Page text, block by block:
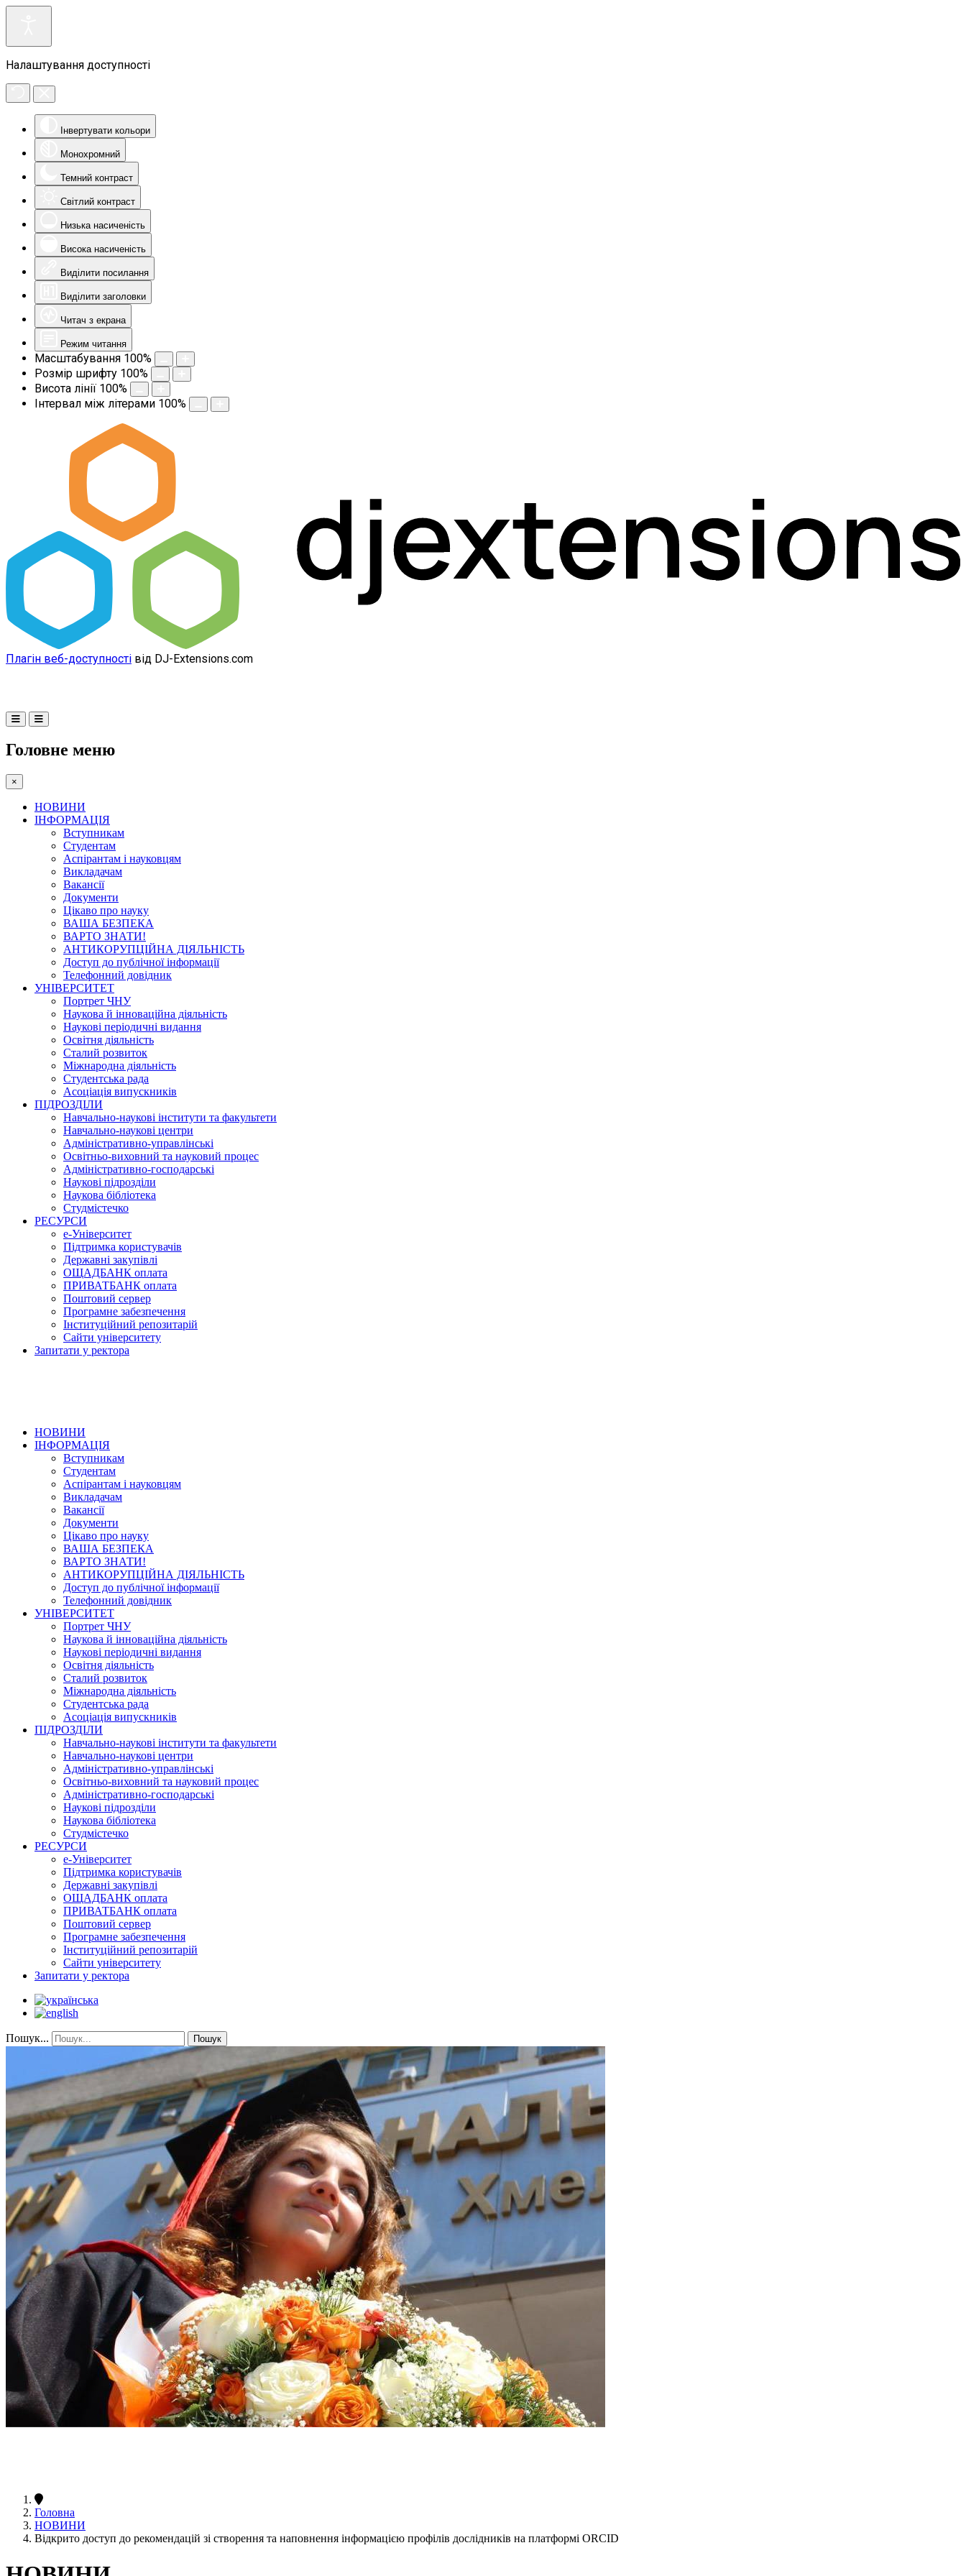
Налаштування доступності
Інвертувати кольори
Монохромний
Темний контраст
Світлий контраст
Низька насиченість
Висока насиченість
Виділити посилання
Виділити заголовки
Читач з екрана
Режим читання
Масштабування 100%
Розмір шрифту 100%
Висота лінії 100%
Інтервал між літерами 100%
Плагін веб-доступності від DJ-Extensions.com
Головне меню
×
НОВИНИ
ІНФОРМАЦІЯ
Вступникам
Студентам
Аспірантам і науковцям
Викладачам
Вакансії
Документи
Цікаво про науку
ВАША БЕЗПЕКА
ВАРТО ЗНАТИ!
АНТИКОРУПЦІЙНА ДІЯЛЬНІСТЬ
Доступ до публічної інформації
Телефонний довідник
УНІВЕРСИТЕТ
Портрет ЧНУ
Наукова й інноваційна діяльність
Наукові періодичні видання
Освітня діяльність
Сталий розвиток
Міжнародна діяльність
Студентська рада
Асоціація випускників
ПІДРОЗДІЛИ
Навчально-наукові інститути та факультети
Навчально-наукові центри
Адміністративно-управлінські
Освітньо-виховний та науковий процес
Адміністративно-господарські
Наукові підрозділи
Наукова бібліотека
Студмістечко
РЕСУРСИ
е-Університет
Підтримка користувачів
Державні закупівлі
ОЩАДБАНК оплата
ПРИВАТБАНК оплата
Поштовий сервер
Програмне забезпечення
Інституційний репозитарій
Сайти університету
Запитати у ректора
НОВИНИ
ІНФОРМАЦІЯ
Вступникам
Студентам
Аспірантам і науковцям
Викладачам
Вакансії
Документи
Цікаво про науку
ВАША БЕЗПЕКА
ВАРТО ЗНАТИ!
АНТИКОРУПЦІЙНА ДІЯЛЬНІСТЬ
Доступ до публічної інформації
Телефонний довідник
УНІВЕРСИТЕТ
Портрет ЧНУ
Наукова й інноваційна діяльність
Наукові періодичні видання
Освітня діяльність
Сталий розвиток
Міжнародна діяльність
Студентська рада
Асоціація випускників
ПІДРОЗДІЛИ
Навчально-наукові інститути та факультети
Навчально-наукові центри
Адміністративно-управлінські
Освітньо-виховний та науковий процес
Адміністративно-господарські
Наукові підрозділи
Наукова бібліотека
Студмістечко
РЕСУРСИ
е-Університет
Підтримка користувачів
Державні закупівлі
ОЩАДБАНК оплата
ПРИВАТБАНК оплата
Поштовий сервер
Програмне забезпечення
Інституційний репозитарій
Сайти університету
Запитати у ректора
Пошук... Пошук
Головна
НОВИНИ
Відкрито доступ до рекомендацій зі створення та наповнення інформацією профілів дослідників на платформі ORCID